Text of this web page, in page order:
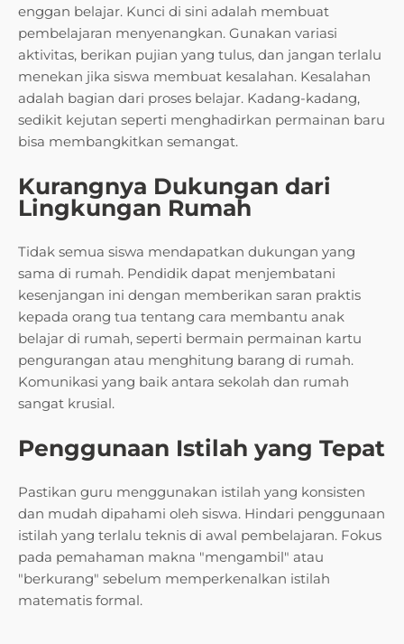
enggan belajar. Kunci di sini adalah membuat
pembelajaran menyenangkan. Gunakan variasi
aktivitas, berikan pujian yang tulus, dan jangan terlalu
menekan jika siswa membuat kesalahan. Kesalahan
adalah bagian dari proses belajar. Kadang-kadang,
sedikit kejutan seperti menghadirkan permainan baru
bisa membangkitkan semangat.
Kurangnya Dukungan dari
Lingkungan Rumah
Tidak semua siswa mendapatkan dukungan yang
sama di rumah. Pendidik dapat menjembatani
kesenjangan ini dengan memberikan saran praktis
kepada orang tua tentang cara membantu anak
belajar di rumah, seperti bermain permainan kartu
pengurangan atau menghitung barang di rumah.
Komunikasi yang baik antara sekolah dan rumah
sangat krusial.
Penggunaan Istilah yang Tepat
Pastikan guru menggunakan istilah yang konsisten
dan mudah dipahami oleh siswa. Hindari penggunaan
istilah yang terlalu teknis di awal pembelajaran. Fokus
pada pemahaman makna "mengambil" atau
"berkurang" sebelum memperkenalkan istilah
matematis formal.